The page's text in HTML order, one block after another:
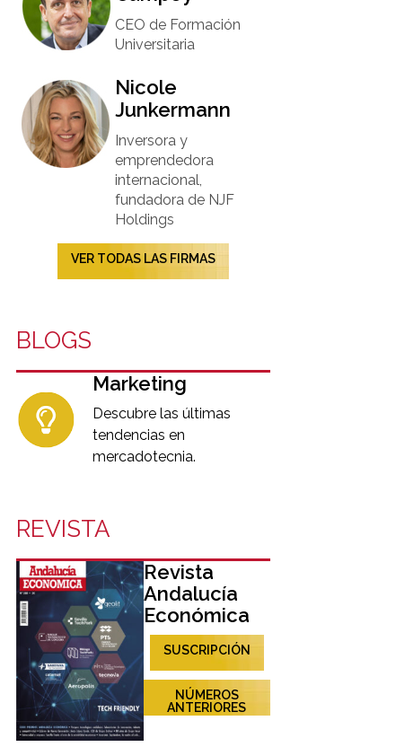
CEO de Formación
Universitaria​
Nicole
Junkermann​
Inversora y
emprendedora
internacional,
fundadora de NJF
Holdings
VER TODAS LAS FIRMAS
BLOGS
Marketing
Descubre las últimas
tendencias en
mercadotecnia.
REVISTA
Revista
Andalucía
Económica
SUSCRIPCIÓN
NÚMEROS
ANTERIORES